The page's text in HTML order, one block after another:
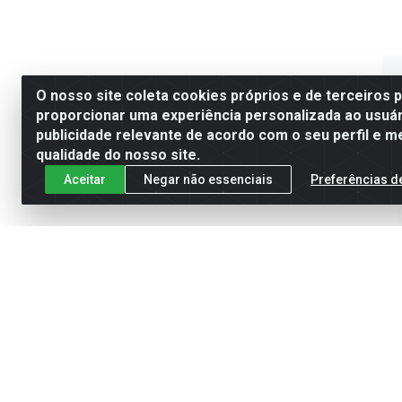
O nosso site coleta cookies próprios e de terceiros
proporcionar uma experiência personalizada ao
publicidade relevante de acordo com o seu perfil e
qualidade do nosso site.
Aceitar Negar não essenciais Preferências